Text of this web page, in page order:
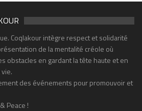
Coqlakour intègre respect et solidarité
de la mentalité créole où
obstacles en gardant la tête haute et en
des événements pour promouvoir et
Peace !